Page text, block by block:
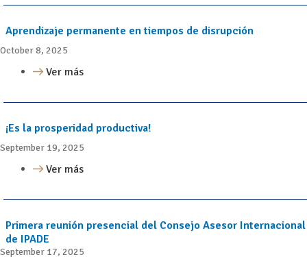
Aprendizaje permanente en tiempos de disrupción
October 8, 2025
Ver más
¡Es la prosperidad productiva!
September 19, 2025
Ver más
Primera reunión presencial del Consejo Asesor Internacional
de IPADE
September 17, 2025